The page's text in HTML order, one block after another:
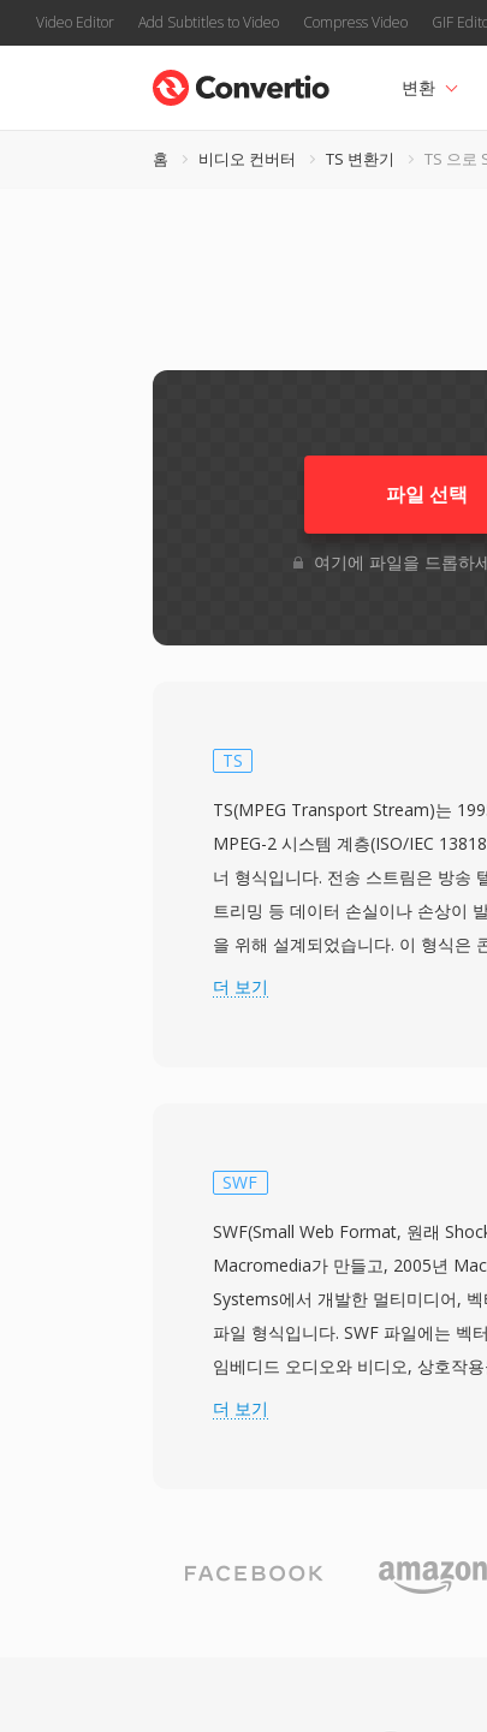
Video Editor Add Subtitles to Video Compress Video GIF
변환
홈 비디오 컨버터 TS 변환기 TS 으로
파일 선택
여기에 파일을 드롭하
TS
TS(MPEG Transport Stream)는
MPEG-2 시스템 계층(ISO/IEC
너 형식입니다. 전송 스트림은 방송
트리밍 등 데이터 손실이나 손상이
을 위해 설계되었습니다. 이 형식은
패킷으로 나누며, 각 패킷에는 동기
콘텐츠를 기술합니다. 이 형식은 사
AAC, AC-3, MPEG 오디오를 전달합
송 표준은 물론 HTTP Live
스트리밍 서비스에서 사용되어, 전
입니다. 회복 탄력성, 표준화된 구조
라이브 방송 체인과 파일 기반 녹화
더 보기
SWF
SWF(Small Web Format, 원래
Macromedia가 만들고, 2005년
Systems에서 개발한 멀티미디어,
파일 형식입니다. SWF 파일에는 벡
임베디드 오디오와 비디오, 상호작
합되어, 효율적인 웹 전달을 위해 설
도 부드러운 애니메이션과 확장 가
인터넷 연결에서도 풍부한 멀티미
더 보기